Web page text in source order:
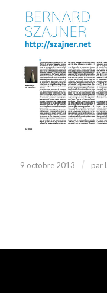
9 octobre 2013 / par